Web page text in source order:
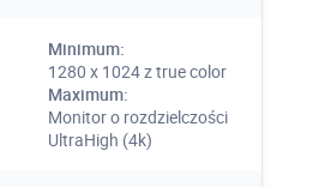
Minimum:
1280 x 1024 z true color
Maximum:
Monitor o rozdzielczości
UltraHigh (4k)